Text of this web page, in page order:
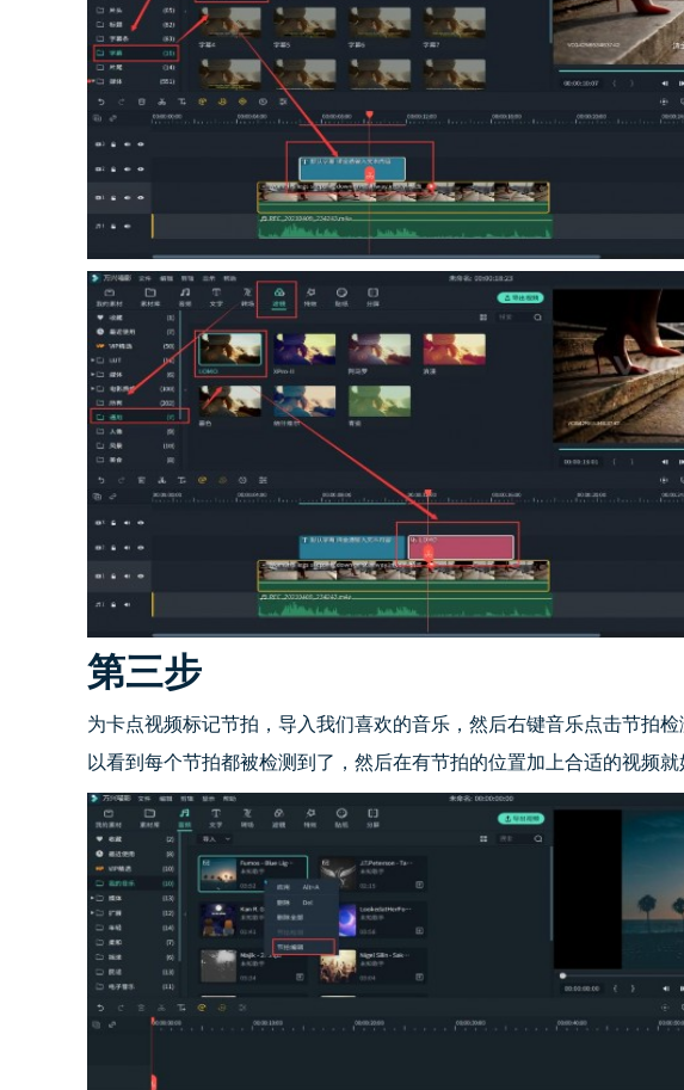
第三步
为卡点视频标记节拍，导入我们喜欢的音乐，然后右键音乐点击节拍
以看到每个节拍都被检测到了，然后在有节拍的位置加上合适的视频就